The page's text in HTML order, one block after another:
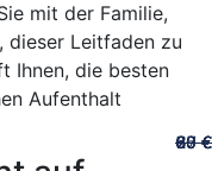
mit der Familie,
dieser Leitfaden zu
Ihnen, die besten
Aufenthalt
20 €
60 €
65 €
70 €
67 €